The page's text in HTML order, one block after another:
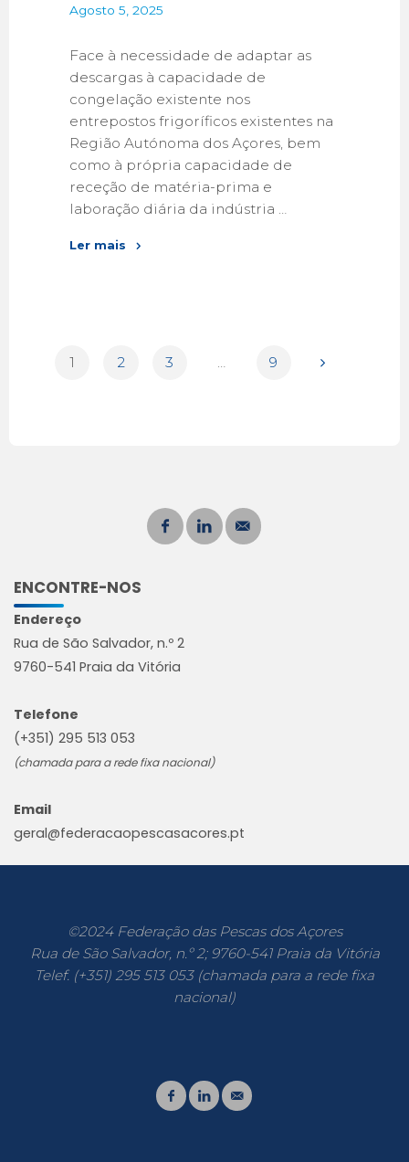
Agosto 5, 2025
Face à necessidade de adaptar as
descargas à capacidade de
congelação existente nos
entrepostos frigoríficos existentes na
Região Autónoma dos Açores, bem
como à própria capacidade de
receção de matéria-prima e
laboração diária da indústria …
Ler mais
1 2 3 9
ENCONTRE-NOS
Endereço
Rua de São Salvador, n.º 2
9760-541 Praia da Vitória
Telefone
(+351) 295 513 053
(chamada para a rede fixa nacional)
Email
geral@federacaopescasacores.pt
©2024 Federação das Pescas dos Açores
Rua de São Salvador, n.º 2; 9760-541 Praia da Vitória
Telef. (+351) 295 513 053 (chamada para a rede fixa
nacional)